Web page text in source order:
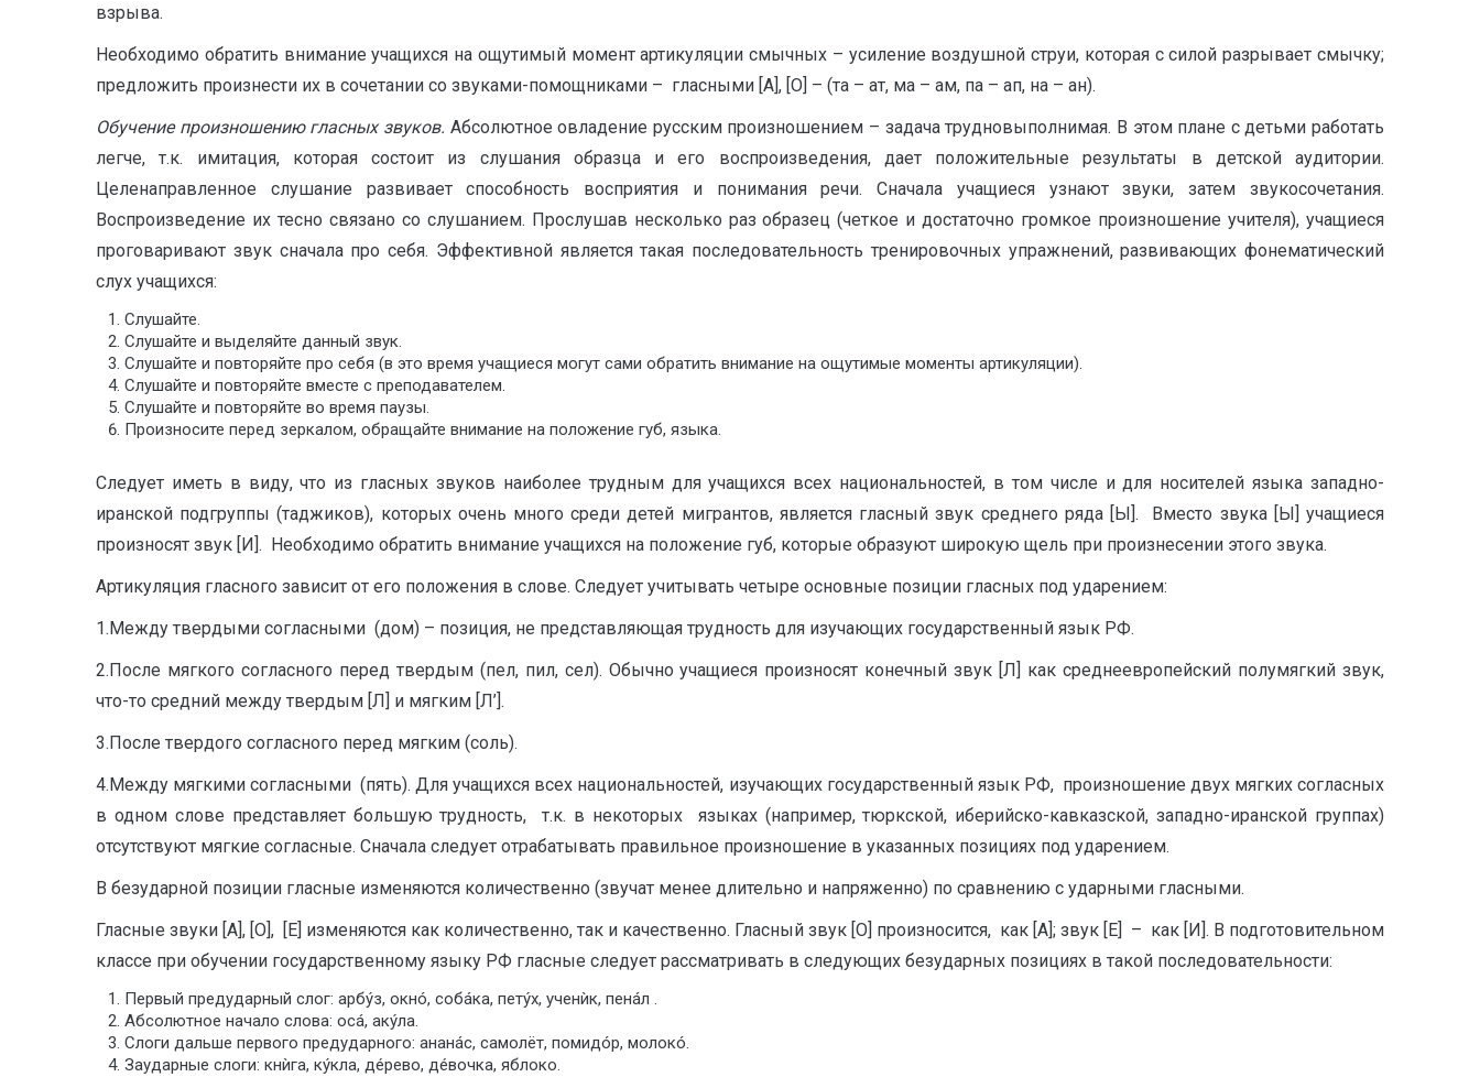
взрыва.
Необходимо обратить внимание учащихся на ощутимый момент артикуляции смычных – усиление воздушной струи, которая с силой разрывает смычку;
предложить произнести их в сочетании со звуками-помощниками – гласными [А], [О] – (та – ат, ма – ам, па – ап, на – ан).
Обучение произношению гласных звуков. Абсолютное овладение русским произношением – задача трудновыполнимая. В этом плане с детьми работать
легче, т.к. имитация, которая состоит из слушания образца и его воспроизведения, дает положительные результаты в детской аудитории.
Целенаправленное слушание развивает способность восприятия и понимания речи. Сначала учащиеся узнают звуки, затем звукосочетания.
Воспроизведение их тесно связано со слушанием. Прослушав несколько раз образец (четкое и достаточно громкое произношение учителя), учащиеся
проговаривают звук сначала про себя. Эффективной является такая последовательность тренировочных упражнений, развивающих фонематический
слух учащихся:
Слушайте.
Слушайте и выделяйте данный звук.
Слушайте и повторяйте про себя (в это время учащиеся могут сами обратить внимание на ощутимые моменты артикуляции).
Слушайте и повторяйте вместе с преподавателем.
Слушайте и повторяйте во время паузы.
Произносите перед зеркалом, обращайте внимание на положение губ, языка.
Следует иметь в виду, что из гласных звуков наиболее трудным для учащихся всех национальностей, в том числе и для носителей языка западно-
иранской подгруппы (таджиков), которых очень много среди детей мигрантов, является гласный звук среднего ряда [Ы]. Вместо звука [Ы] учащиеся
произносят звук [И]. Необходимо обратить внимание учащихся на положение губ, которые образуют широкую щель при произнесении этого звука.
Артикуляция гласного зависит от его положения в слове. Следует учитывать четыре основные позиции гласных под ударением:
1.Между твердыми согласными (дом) – позиция, не представляющая трудность для изучающих государственный язык РФ.
2.После мягкого согласного перед твердым (пел, пил, сел). Обычно учащиеся произносят конечный звук [Л] как среднеевропейский полумягкий звук,
что-то средний между твердым [Л] и мягким [Л’].
3.После твердого согласного перед мягким (соль).
4.Между мягкими согласными (пять). Для учащихся всех национальностей, изучающих государственный язык РФ, произношение двух мягких согласных
в одном слове представляет большую трудность, т.к. в некоторых языках (например, тюркской, иберийско-кавказской, западно-иранской группах)
отсутствуют мягкие согласные. Сначала следует отрабатывать правильное произношение в указанных позициях под ударением.
В безударной позиции гласные изменяются количественно (звучат менее длительно и напряженно) по сравнению с ударными гласными.
Гласные звуки [А], [О], [Е] изменяются как количественно, так и качественно. Гласный звук [О] произносится, как [А]; звук [Е] – как [И]. В подготовительном
классе при обучении государственному языку РФ гласные следует рассматривать в следующих безударных позициях в такой последовательности:
Первый предударный слог: арбýз, окнó, собáка, петýх, ученѝк, пенáл .
Абсолютное начало слова: осá, акýла.
Слоги дальше первого предударного: ананáс, самолёт, помидóр, молокó.
Заударные слоги: кнѝга, кýкла, дéрево, дéвочка, яблоко.